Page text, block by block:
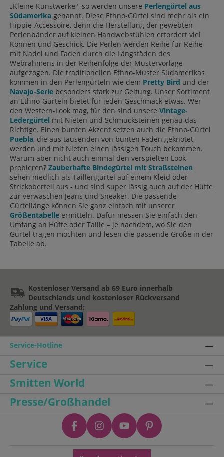
„Kleine Kunstwerke", so werden unsere Perlengürtel aus
Südamerika genannt. Diese Ethno-Gürtel sind mehr als ein
Hippie-Accessoire, denn die Herstellung der gewebten
Perlenbänder auf kleinen Handwebstühlen erfordert viel
Können und Geschick. Die Perlen werden Reihe für Reihe
mit Nadel und Faden durch die Längsfäden des
Webrahmens in der Reihenfolge der Mustervorlage
aufgezogen. Die traditionellen Ethno-Muster Südamerikas
kommen in den Perlengürteln wie dem Pretty Bird und der
Navajo-Serie besonders stark zur Geltung. Unser Sortiment
an Ethno-Gürteln bietet für jeden Geschmack etwas. Wer
den Western-Look mag, für den sind unsere Vintage-
Ledergürtel mit Nieten und Schmucksteinen genau das
Richtige. Einen bunten Akzent setzen auch die Ethno-Gürtel
Puebla, die aus tausenden von bunten Fäden geknotet
werden und mit Nieten einen lässigen Touch bekommen.
Warum aber nicht auch einmal den verspielten Look
probieren? Zauberhafte Bindegürtel mit Straßsteinen
sehen niedlich als Taillengürtel auf einem Kleid oder
Strickoberteil aus - und sind super lässig auch auf der Hüfte
zur verwaschen Jeans und Sneaker. Die passende
Gürtellänge können Sie ganz einfach mit unserer
Größentabelle ermitteln. Dafür messen Sie einfach den
Umfang an Hüfte oder Taille – je nachdem, wo Sie den
Gürtel tragen möchten und lesen die passende Größe in der
Tabelle ab.
Kostenloser Versand ab 69 Euro innerhalb
Deutschlands und kostenloser Rückversand
Zahlung und Versand:
Service-Hotline
Service
Smitten World
Presse/Großhandel